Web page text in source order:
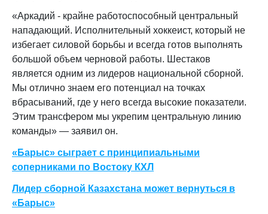
«Аркадий - крайне работоспособный центральный
нападающий. Исполнительный хоккеист, который не
избегает силовой борьбы и всегда готов выполнять
большой объем черновой работы. Шестаков
является одним из лидеров национальной сборной.
Мы отлично знаем его потенциал на точках
вбрасываний, где у него всегда высокие показатели.
Этим трансфером мы укрепим центральную линию
команды» — заявил он.
«Барыс» сыграет с принципиальными
соперниками по Востоку КХЛ
Лидер сборной Казахстана может вернуться в
«Барыс»